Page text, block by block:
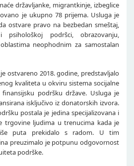
državljanke, migrantkinje, izbeglice
je ukupno 78 prijema. Usluga je
ostvare pravo na bezbedan smeštaj,
podršci, obrazovanju,
neophodnim za samostalan
ostvareno 2018. godine, predstavljalo
kvaliteta u okviru sistema socijalne
podršku države. Usluga je
isključivo iz donatorskih izvora.
postala je jedina specijalizovana i
trgovine ljudima u trenucima kada je
puta prekidalo s radom. U tim
preuzimalo je potpunu odgovornost
podrške.